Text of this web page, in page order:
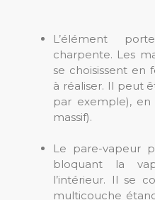
L’élément
charpente. Les
se choisissent en
à réaliser. Il peut
par exemple),
massif).
Le pare-vapeur
bloquant la
l’intérieur. Il se
multicouche